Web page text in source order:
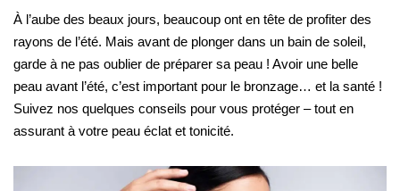
À l’aube des beaux jours, beaucoup ont en tête de profiter des
rayons de l’été. Mais avant de plonger dans un bain de soleil,
garde à ne pas oublier de préparer sa peau ! Avoir une belle
peau avant l’été, c’est important pour le bronzage… et la santé !
Suivez nos quelques conseils pour vous protéger – tout en
assurant à votre peau éclat et tonicité.